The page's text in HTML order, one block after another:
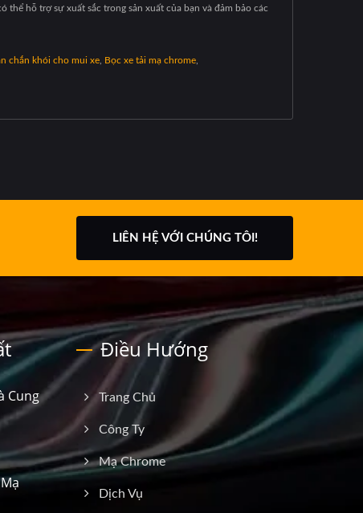
hỗ trợ sự xuất sắc trong sản xuất của bạn và đảm bảo các
chắn khói cho mui xe Bọc xe tải mạ chrome
LIÊN HỆ VỚI CHÚNG TÔI!
Cung
Điều Hướng
Trang Chủ
Công Ty
Mạ Chrome
Dịch Vụ